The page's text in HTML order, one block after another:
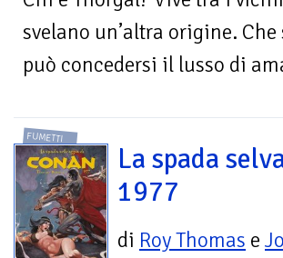
svelano un’altra origine.
può concedersi il lusso di
FUMETTI
La spada
1977
di Roy Thomas e